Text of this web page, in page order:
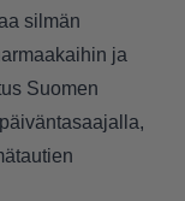
silmän
ja
Suomen